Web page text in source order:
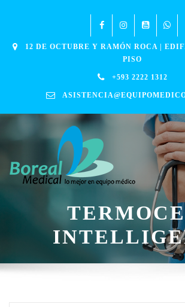
12 DE OCTUBRE Y RAMÓN ROCA |
PISO
+593 2222 1312